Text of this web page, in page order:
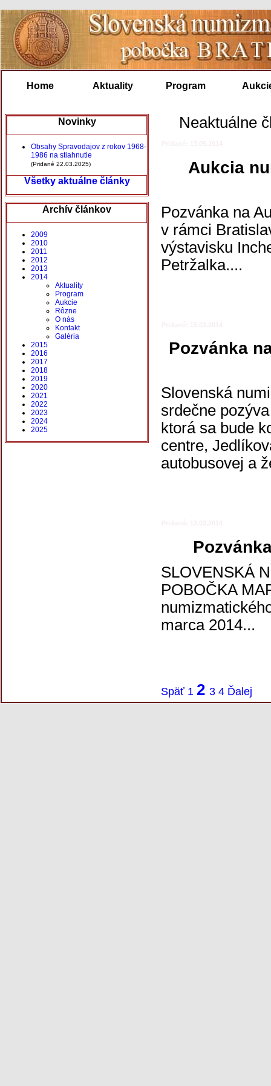
Home Aktuality Program
Neaktuálne
Aukcia
Pozvánka na
v rámci
výstavisku
Petržalka....
Pozvánka
Slovenská
srdečne
ktorá sa bude
centre,
autobusovej a
SLOVENSKÁ
POBOČKA
marca 2014...
Späť 1 2 3 4 Ďalej
Novinky
Obsahy Spravodajov z rokov 1968-
1986 na stiahnutie
(Pridané 22.03.2025)
Všetky aktuálne články
Archív článkov
2009
2010
2011
2012
2013
2014
Aktuality
Program
Aukcie
Rôzne
O nás
Kontakt
Galéria
2015
2016
2017
2018
2019
2020
2021
2022
2023
2024
2025